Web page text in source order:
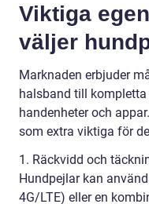
Viktiga
väljer
Marknaden erbjuder
halsband till
handenheter och
som extra viktiga för
1. Räckvidd och
Hundpejlar kan
4G/LTE) eller en